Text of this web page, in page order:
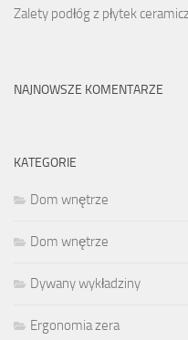
Zalety podłóg z płytek
NAJNOWSZE KOMENTARZE
KATEGORIE
Dom wnętrze
Dom wnętrze
Dywany wykładziny
Ergonomia zera